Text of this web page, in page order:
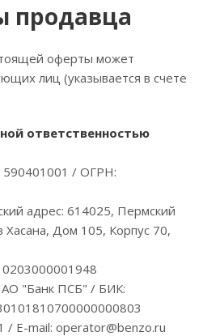
продавца
оферты может
лиц (указывается в счете
ответственностью
/ ОГРН:
адрес: 614025, Пермский
Хасана, Дом 105, Корпус 70,
"Банк ПСБ" / БИК:
E-mail: operator@benzo.ru